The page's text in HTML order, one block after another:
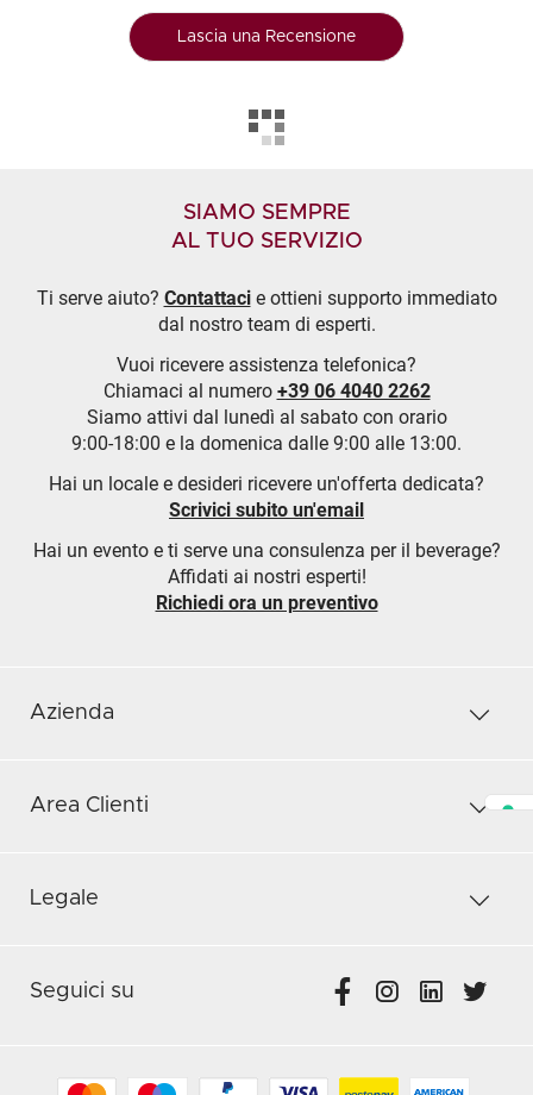
Lascia una Recensione
SIAMO SEMPRE
AL TUO SERVIZIO
Ti serve aiuto? Contattacie ottieni supporto immediato
dal nostro team di esperti.
Vuoi ricevere assistenza telefonica?
Chiamaci al numero +39 06 4040 2262
Siamo attivi dal lunedì al sabato con orario
9:00-18:00 e la domenica dalle 9:00 alle 13:00.
Hai un locale e desideri ricevere un'offerta dedicata?
Scrivici subito un'email
Hai un evento e ti serve una consulenza per il beverage?
Affidati ai nostri esperti!
Richiedi ora un preventivo
Azienda
Area Clienti
Legale
Seguici su